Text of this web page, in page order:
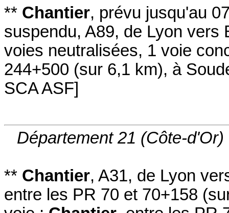
** Chantier, prévu jusqu'au
suspendu, A89, de Lyon vers
voies neutralisées, 1 voie
244+500 (sur 6,1 km), à
SCA ASF]
Département 21 (Côte-d'Or)
** Chantier, A31, de Lyon
entre les PR 70 et 70+158